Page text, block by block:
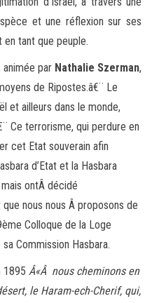
et une réflexion sur ses
tant que peuple.
animée par Nathalie Szerman,
de Ripostes.â€¨ Le
et ailleurs dans le monde,
Ce terrorisme, qui perdure en
cet Etat souverain afin
d’Etat et la Hasbara
ontÂ décidé
nous nous Â proposons de
Colloque de la Loge
Commission Hasbara.
1895 Â«Â nous cheminons en
le Haram-ech-Cherif, qui,